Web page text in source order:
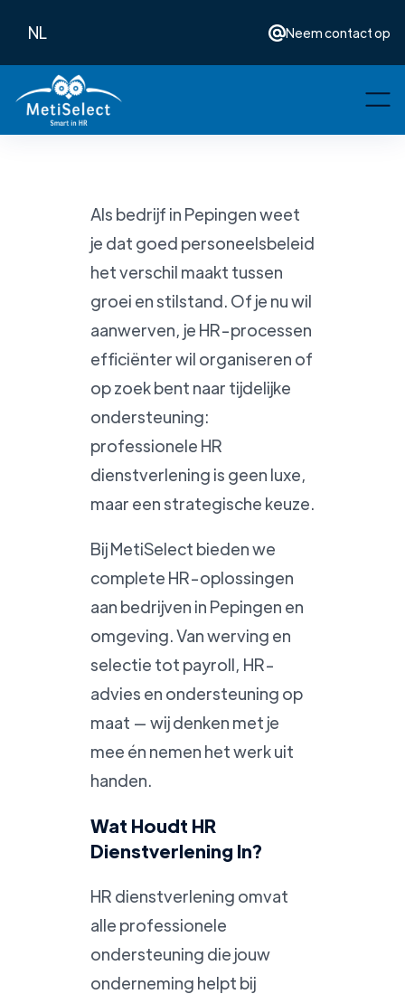
NL Neem contact op
Als bedrijf in Pepingen weet
je dat goed personeelsbeleid
het verschil maakt tussen
groei en stilstand. Of je nu wil
aanwerven, je HR-processen
efficiënter wil organiseren of
op zoek bent naar tijdelijke
ondersteuning:
professionele HR
dienstverlening is geen luxe,
maar een strategische keuze.
Bij MetiSelect bieden we
complete HR-oplossingen
aan bedrijven in Pepingen en
omgeving. Van werving en
selectie tot payroll, HR-
advies en ondersteuning op
maat — wij denken met je
mee én nemen het werk uit
handen.
Wat Houdt HR
Dienstverlening In?
HR dienstverlening omvat
alle professionele
ondersteuning die jouw
onderneming helpt bij